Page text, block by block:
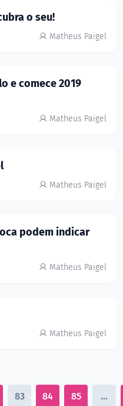
o seu!
Matheus Paigel
e comece 2019
Matheus Paigel
Matheus Paigel
podem indicar
Matheus Paigel
Matheus Paigel
83 84 85 …